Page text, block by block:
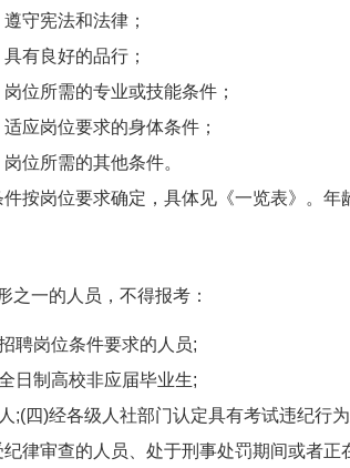
宪法和法律；
良好的品行；
所需的专业或技能条件；
岗位要求的身体条件；
所需的其他条件。
按岗位要求确定，具体见《一览表》。年
之一的人员，不得报考：
聘岗位条件要求的人员;
日制高校非应届毕业生;
;(四)经各级人社部门认定具有考试违纪行
律审查的人员、处于刑事处罚期间或者